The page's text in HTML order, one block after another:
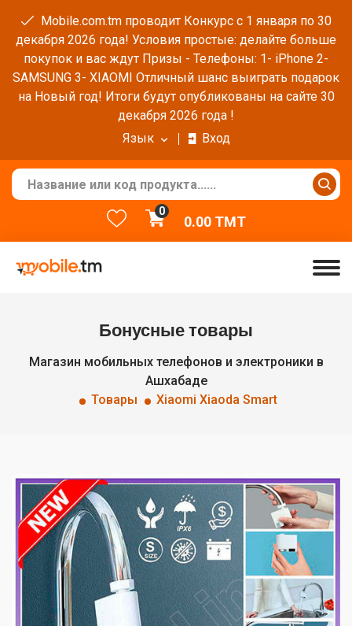
Mobile.com.tm проводит Конкурс с 1 января по 30
декабря 2026 года! Условия простые: делайте больше
покупок и вас ждут Призы - Телефоны: 1- iPhone 2-
SAMSUNG 3- XIAOMI Отличный шанс выиграть подарок
на Новый год! Итоги будут опубликованы на сайте 30
декабря 2026 года !
Язык
Вход
0
0.00TMT
Бонусные товары
Магазин мобильных телефонов и электроники в
Ашхабаде
Товары
Xiaomi Xiaoda Smart